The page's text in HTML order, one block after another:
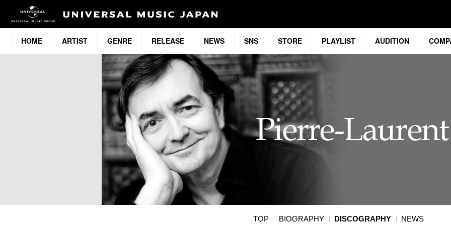
HOME ARTIST GENRE RELEASE NEWS SNS STORE PLAYLIST AUDITION
TOP BIOGRAPHY DISCOGRAPHY NEWS